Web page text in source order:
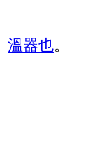
溫器也。